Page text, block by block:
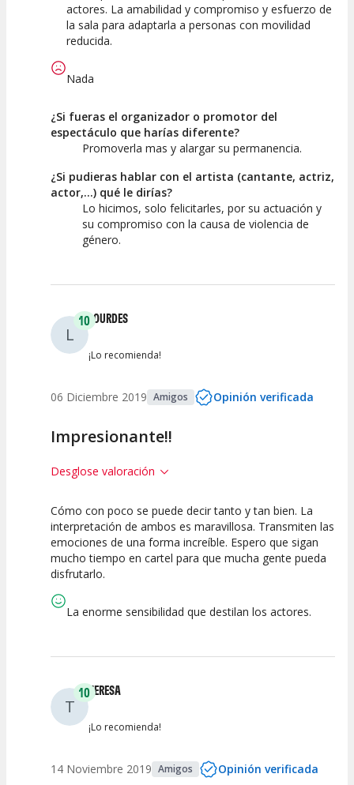
actores. La amabilidad y compromiso y esfuerzo de
la sala para adaptarla a personas con movilidad
reducida.
Nada
¿Si fueras el organizador o promotor del
espectáculo que harías diferente?
Promoverla mas y alargar su permanencia.
¿Si pudieras hablar con el artista (cantante, actriz,
actor,...) qué le dirías?
Lo hicimos, solo felicitarles, por su actuación y
su compromiso con la causa de violencia de
género.
L
10LOURDES
¡Lo recomienda!
06 Diciembre 2019 Amigos Opinión verificada
Impresionante!!
Desglose valoración
10
Calidad del
Espectáculo
10
Puesta en
Escena
10
Interpretación
artística
Cómo con poco se puede decir tanto y tan bien. La
interpretación de ambos es maravillosa. Transmiten las
emociones de una forma increíble. Espero que sigan
mucho tiempo en cartel para que mucha gente pueda
disfrutarlo.
La enorme sensibilidad que destilan los actores.
T
10TERESA
¡Lo recomienda!
14 Noviembre 2019 Amigos Opinión verificada